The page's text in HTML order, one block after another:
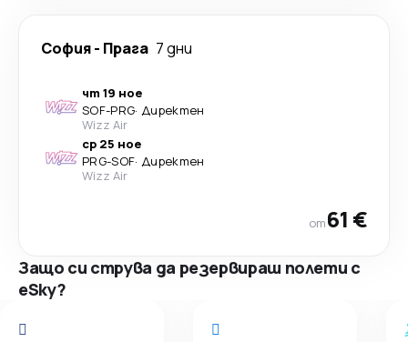
София- Прага 7 дни
чт 19 ное
SOF-PRG· Директен
Wizz Air
ср 25 ное
PRG-SOF· Директен
Wizz Air
от61 €
Защо си струва да резервираш полети с
eSky?